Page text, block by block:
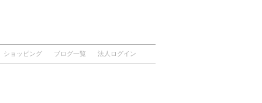
ショッピング ブログ一覧 法人ログイン